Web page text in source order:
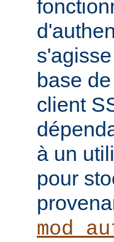
base
client
à un
pour